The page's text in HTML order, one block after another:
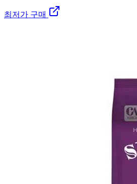
최저가 구매